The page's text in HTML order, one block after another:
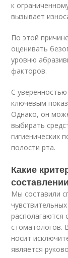
к
вызывает
По этой
оценивать
уровню
факторов.
С
ключевым
Однако, он
выбирать
гигиенических
полости рта.
Какие
Мы составили
располагаются
стоматологов.
носит
является